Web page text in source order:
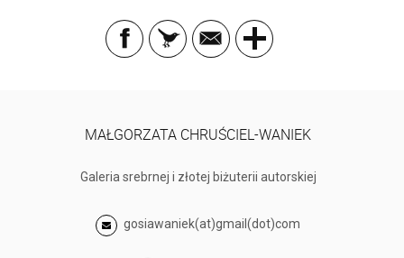
MAŁGORZATA CHRUŚCIEL-WANIEK
Galeria srebrnej i złotej biżuterii autorskiej
gosiawaniek(at)gmail(dot)com